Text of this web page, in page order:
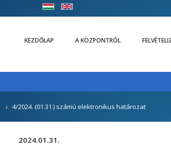
KEZDŐLAP A KÖZPONTRÓL
4/2024. (01.31.) számú elektronikus határozat
2024.01.31.